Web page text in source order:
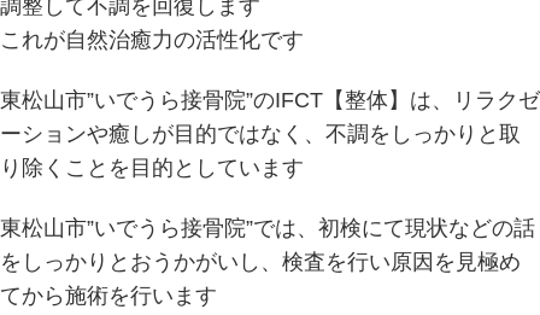
調整して不調を回復します
これが自然治癒力の活性化です
東松山市”いでうら接骨院”のIFCT【整体】は、リラクゼ
ーションや癒しが目的ではなく、不調をしっかりと取
り除くことを目的としています
東松山市”いでうら接骨院”では、初検にて現状などの話
をしっかりとおうかがいし、検査を行い原因を見極め
てから施術を行います